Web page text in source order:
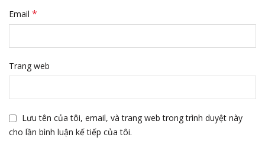
Email *
Trang web
Lưu tên của tôi, email, và trang web trong trình duyệt này
cho lần bình luận kế tiếp của tôi.